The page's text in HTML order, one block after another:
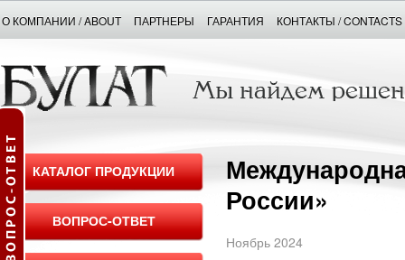
О КОМПАНИИ / ABOUT ПАРТНЕРЫ ГАРАНТИЯ КОНТАКТЫ / CONTACTS
КАТАЛОГ ПРОДУКЦИИ
ВОПРОС-ОТВЕТ
России»
Ноябрь 2024